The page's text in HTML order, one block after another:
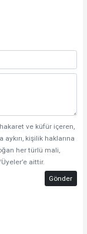
ve küfür içeren,
kişilik haklarına
her türlü mali,
aittir.
Gönder